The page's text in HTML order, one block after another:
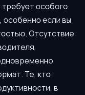
особого
если вы
Отсутствие
Те, кто
в